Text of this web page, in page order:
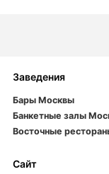
Заведения
Бары Москвы
Банкетные залы
Восточные
Сайт